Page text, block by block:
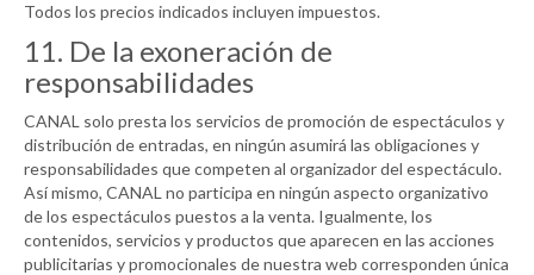
Todos los precios indicados incluyen impuestos.
11. De la exoneración de
responsabilidades
CANAL solo presta los servicios de promoción de espectáculos y
distribución de entradas, en ningún asumirá las obligaciones y
responsabilidades que competen al organizador del espectáculo.
Así mismo, CANAL no participa en ningún aspecto organizativo
de los espectáculos puestos a la venta. Igualmente, los
contenidos, servicios y productos que aparecen en las acciones
publicitarias y promocionales de nuestra web corresponden única